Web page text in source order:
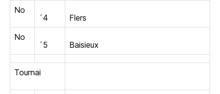
No
´4
Flers
No
´5
Baisieux
Tournai